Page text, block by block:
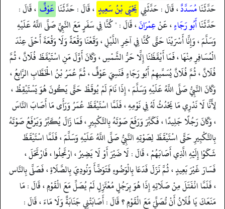
حَدَّثَنَامُسَدَّدٌ، قَالَ : حَدَّثَنِي يَحْيَى بْنُ سَعِيدٍ ، قَالَ : حَدَّثَنَا عَوْفٌ ، قَالَ :
حَدَّثَنَاأَبُو رَجَاءٍ، عَنْعِمْرَانَ، قَالَ : " كُنَّا فِي سَفَرٍ مَعَ النَّبِيِّ صَلَّى اللَّهُ عَلَيْهِ
وَسَلَّمَ ، وَإِنَّا أَسْرَيْنَا حَتَّى كُنَّا فِي آخِرِ اللَّيْلِ ، وَقَعْنَا وَقْعَةً وَلَا وَقْعَةَ أَحْلَى عِنْدَ
الْمُسَافِرِ مِنْهَا ، فَمَا أَيْقَظَنَا إِلَّا حَرُّ الشَّمْسِ ، وَكَانَ أَوَّلَ مَنِ اسْتَيْقَظَ فُلَانٌ ، ثُمَّ
فُلَانٌ ، ثُمَّ فُلَانٌ يُسَمِّيهِمْ أَبُو رَجَاءٍ فَنَسِيَ عَوْفٌ ، ثُمَّ عُمَرُ بْنُ الْخَطَّابِ الرَّابِعُ ،
وَكَانَ النَّبِيُّ صَلَّى اللَّهُ عَلَيْهِ وَسَلَّمَ ، إِذَا نَامَ لَمْ يُوقَظْ حَتَّى يَكُونَ هُوَ يَسْتَيْقِظُ ،
لِأَنَّا لَا نَدْرِي مَا يَحْدُثُ لَهُ فِي نَوْمِهِ ، فَلَمَّا اسْتَيْقَظَ عُمَرُ وَرَأَى مَا أَصَابَ النَّاسَ
، وَكَانَ رَجُلًا جَلِيدًا ، فَكَبَّرَ وَرَفَعَ صَوْتَهُ بِالتَّكْبِيرِ ، فَمَا زَالَ يُكَبِّرُ وَيَرْفَعُ صَوْتَهُ
بِالتَّكْبِيرِ حَتَّى اسْتَيْقَظَ لِصَوْتِهِ النَّبِيُّ صَلَّى اللَّهُ عَلَيْهِ وَسَلَّمَ ، فَلَمَّا اسْتَيْقَظَ
شَكَوْا إِلَيْهِ الَّذِي أَصَابَهُمْ ، قَالَ : لَا ضَيْرَ أَوْ لَا يَضِيرُ ، ارْتَحِلُوا ، فَارْتَحَلَ ،
فَسَارَ غَيْرَ بَعِيدٍ ، ثُمَّ نَزَلَ فَدَعَا بِالْوَضُوءِ فَتَوَضَّأَ وَنُودِيَ بِالصَّلَاةِ ، فَصَلَّى بِالنَّاس
، فَلَمَّا انْفَتَلَ مِنْ صَلَاتِهِ إِذَا هُوَ بِرَجُلٍ مُعْتَزِلٍ لَمْ يُصَلِّ مَعَ الْقَوْمِ ، قَالَ : مَا
مَنَعَكَ يَا فُلَانُ أَنْ تُصَلِّيَ مَعَ الْقَوْمِ ؟ قَالَ : أَصَابَتْنِي جَنَابَةٌ وَلَا مَاءَ ، قَالَ :